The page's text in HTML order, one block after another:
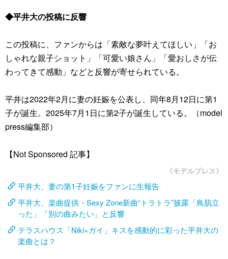
◆平井大の投稿に反響
この投稿に、ファンからは「素敵な夢叶えてほしい」「お
しゃれな親子ショット」「可愛い娘さん」「愛おしさが伝
わってきて感動」などと反響が寄せられている。
平井は2022年2月に妻の妊娠を公表し、同年8月12日に第1
子が誕生。2025年7月1日に第2子が誕生している。（model
press編集部）
【Not Sponsored 記事】
《モデルプレス》
平井大、妻の第1子妊娠をファンに生報告
平井大、楽曲提供・Sexy Zone新曲“トラトラ”披露「鳥肌立
った」「別の曲みたい」と反響
テラスハウス「Niki×ガイ」キスを感動的に彩った平井大の
楽曲とは？